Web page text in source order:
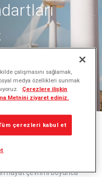
hayat çevrimi boyunca
çalışmasını sağlamak,
medya özellikleri sunmak
Çerezlere ilişkin
Metnini ziyaret ediniz.
çerezleri kabul et